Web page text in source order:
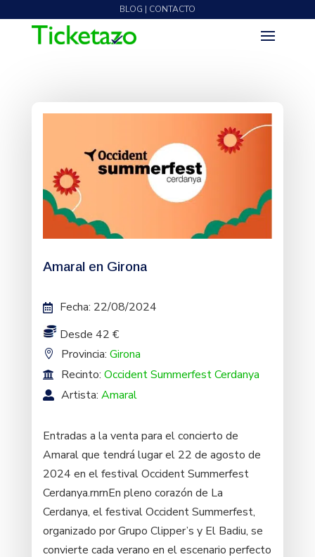
BLOG | CONTACTO
Amaral en Girona
Fecha: 22/08/2024
Desde 42 €
Provincia: Girona
Recinto: Occident Summerfest Cerdanya
Artista: Amaral
Entradas a la venta para el concierto de
Amaral que tendrá lugar el 22 de agosto de
2024 en el festival Occident Summerfest
Cerdanya.rnrnEn pleno corazón de La
Cerdanya, el festival Occident Summerfest,
organizado por Grupo Clipper’s y El Badiu, se
convierte cada verano en el escenario perfecto